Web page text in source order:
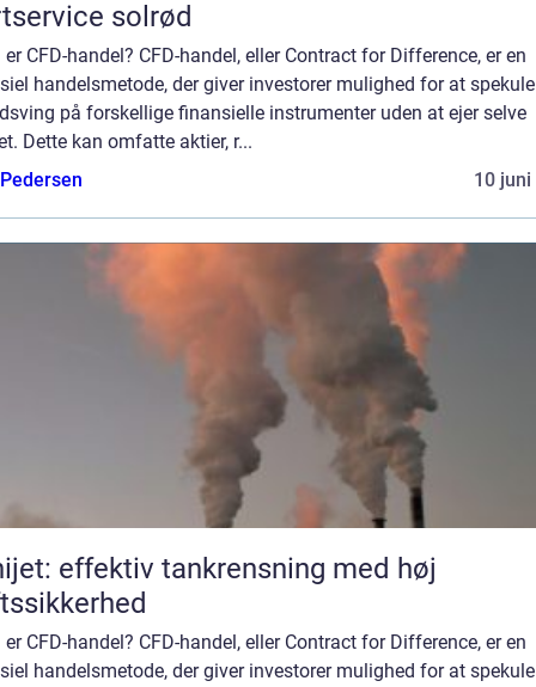
solrød
er CFD-handel? CFD-handel, eller Contract for Difference, er en
handelsmetode, der giver investorer mulighed for at
på forskellige finansielle instrumenter uden at ejer selve
Dette kan omfatte aktier, r...
10 juni
effektiv tankrensning med høj
er CFD-handel? CFD-handel, eller Contract for Difference, er en
handelsmetode, der giver investorer mulighed for at